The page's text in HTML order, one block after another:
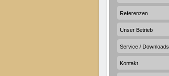
Referenzen
Unser Betrieb
Service / Downloads
Kontakt